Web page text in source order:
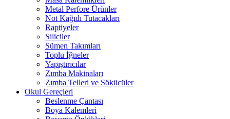
Metal Perfore Ürünler
Not Kağıdı Tutacakları
Raptiyeler
Siliciler
Sümen Takımları
Toplu İğneler
Yapıştırıcılar
Zımba Makinaları
Zımba Telleri ve Sökücüler
Okul Gereçleri
Beslenme Çantası
Boya Kalemleri